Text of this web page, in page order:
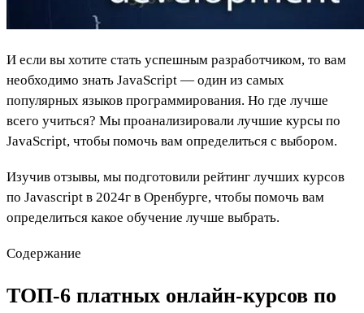
И если вы хотите стать успешным разработчиком, то вам
необходимо знать JavaScript — один из самых
популярных языков программирования. Но где лучше
всего учиться? Мы проанализировали лучшие курсы по
JavaScript, чтобы помочь вам определиться с выбором.
Изучив отзывы, мы подготовили рейтинг лучших курсов
по Javascript в 2024г в Оренбурге, чтобы помочь вам
определиться какое обучение лучше выбрать.
Содержание
ТОП-6 платных онлайн-курсов по